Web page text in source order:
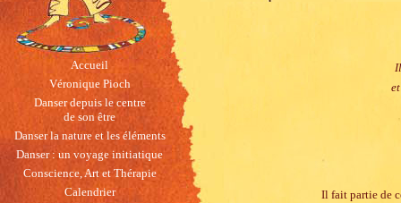
Accueil
Véronique Pioch
Danser depuis le centre
de son être
Danser la nature et les éléments
Danser : un voyage initiatique
Conscience, Art et Thérapie
Calendrier
Il fait partie de